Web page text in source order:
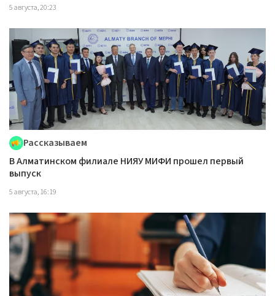
5 августа, 20:23
Рассказываем
В Алматинском филиале НИЯУ МИФИ прошел первый
выпуск
5 августа, 16:19